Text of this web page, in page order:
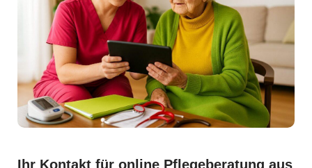
Ihr Kontakt für online Pflegeberatung aus